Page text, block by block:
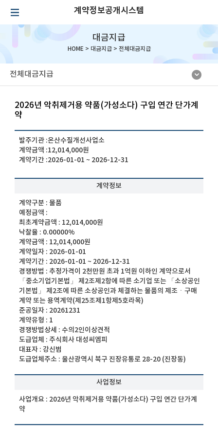
계약정보공개시스템
대금지급
HOME > 대금지급> 전체대금지급
전체대금지급
2026년 악취제거용 약품(가성소다) 구입 연간 단가계
약
발주기관 :온산수질개선사업소
계약금액 :12,014,000원
계약기간 :2026-01-01 ~ 2026-12-31
계약정보
계약구분 :물품
예정금액 :
최초계약금액 : 12,014,000원
낙찰율 : 0.00000%
계약금액 : 12,014,000원
계약일자 : 2026-01-01
계약기간 : 2026-01-01 ~ 2026-12-31
경쟁방법 :추정가격이 2천만원 초과 1억원 이하인 계약으로서
「중소기업기본법」 제2조제2항에 따른 소기업 또는 「소상공인
기본법」 제2조에 따른 소상공인과 체결하는 물품의 제조ㆍ구매
계약 또는 용역계약(제25조제1항제5호라목)
준공일자 : 20261231
계약유형 : 1
경쟁방법상세 :수의2인이상견적
도급업체 :주식회사 대성씨엠피
대표자 :강신범
도급업체주소 :울산광역시 북구 진장유통로 28-20 (진장동)
사업정보
사업개요 : 2026년 악취제거용 약품(가성소다) 구입 연간 단가계
약